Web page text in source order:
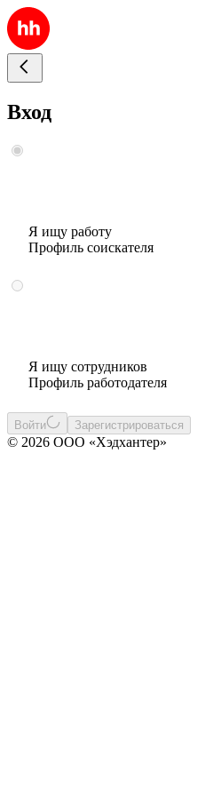
Вход
Я ищу работу
Профиль соискателя
Я ищу сотрудников
Профиль работодателя
Войти Зарегистрироваться
© 2026 ООО «Хэдхантер»